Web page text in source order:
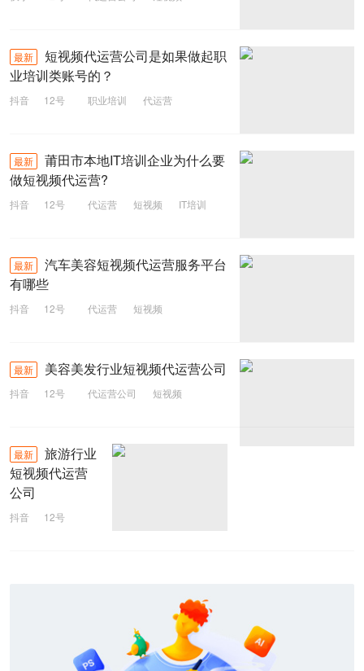
最新
短视频代运营公司是如果做起职
业培训类账号的？
抖音 12号 职业培训
代运营
最新
莆田市本地IT培训企业为什么要
做短视频代运营?
抖音 12号 代运营 短视频 IT培训
最新
汽车美容短视频代运营服务平台
有哪些
抖音 12号 代运营
短视频
最新 美容美发行业短视频代运营公司
抖音 12号 代运营公司
短视频
最新
旅游行业
短视频代运营
公司
抖音
12号